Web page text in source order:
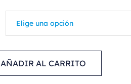
AÑADIR AL CARRITO